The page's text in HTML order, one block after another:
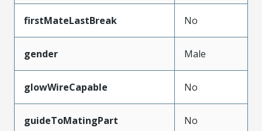
firstMateLastBreak No
gender Male
glowWireCapable No
guideToMatingPart No